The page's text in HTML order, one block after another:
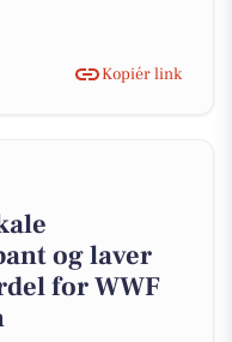
Kopiér link
og laver
for WWF